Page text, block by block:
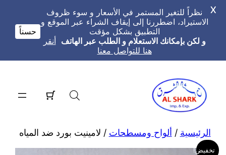
المحتوى
الرئيسية / ألواح ومسطحات / لامينيت بورد ضد المياه
تخفيض!
نظراً للتغير المستمر في الأسعار و سوء ظروف
الاستيراد، اضطررنا إلى إيقاف الشراء عبر الموقع و
التطبيق بشكل مؤقت
و لكن بإمكانك الاستعلام و الطلب عبر الهاتف أنقر
هنا للتواصل معنا
حسناً
X